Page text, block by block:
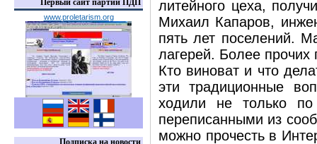
Первый сайт партии ПДП
www.proletarism.org
Подписка на новости
литейного цеха,
Михаил Капаров,
пять лет поселений.
лагерей. Более прочих
Кто виноват и что
эти традиционные
ходили не только
переписанными из
можно прочесть в